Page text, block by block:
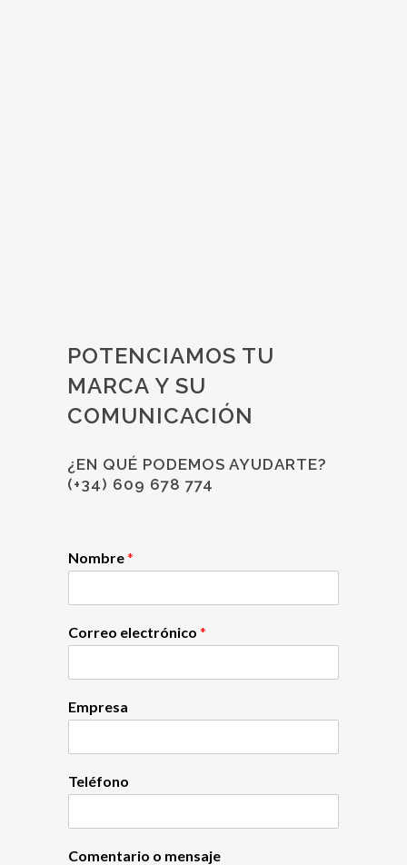
POTENCIAMOS TU
MARCA Y SU
COMUNICACIÓN
¿EN QUÉ PODEMOS AYUDARTE?
(+34) 609 678 774
Nombre*
Correo electrónico *
Empresa
Teléfono
Comentario o mensaje